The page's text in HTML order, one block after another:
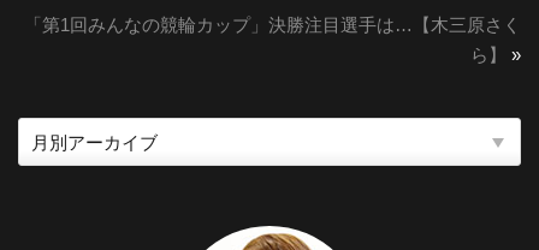
「第1回みんなの競輪カップ」決勝注目選手は…【木三原さく
ら】
»